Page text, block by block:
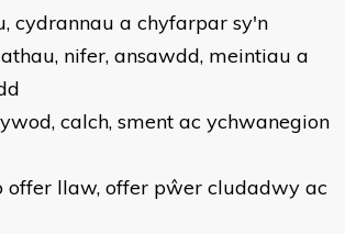
cydrannau a chyfarpar sy'n
nifer, ansawdd, meintiau a
calch, sment ac ychwanegion
offer llaw, offer pŵer cludadwy ac